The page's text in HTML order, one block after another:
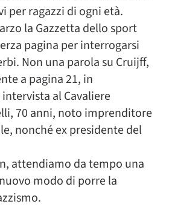
per ragazzi di ogni età.
la Gazzetta dello sport
pagina per interrogarsi
Non una parola su Cruijff,
a pagina 21, in
al Cavaliere
70 anni, noto imprenditore
nonché ex presidente del
attendiamo da tempo una
modo di porre la